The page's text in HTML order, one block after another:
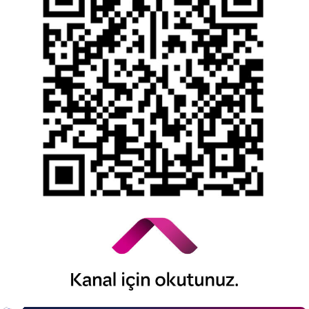
Kişisel Verilerin Korunması
YTM - Zamanaşımına Uğrayacak Emanet ve
Alacaklar
Kamuyu Aydınlatma Esaslarına İlişkin Duyuru